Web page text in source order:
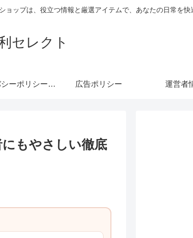
ップは、役立つ情報と厳選アイテムで、あなたの日常を快
セレクト
プライバシーポリシー・免責事項 広告ポリシー 運営者
もやさしい徹底